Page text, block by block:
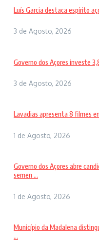
Luís Garcia destaca espírito
3 de Agosto, 2026
Governo dos Açores investe
3 de Agosto, 2026
Lavadias apresenta 8 filmes
1 de Agosto, 2026
Governo dos Açores abre
semen ...
1 de Agosto, 2026
Município da Madalena
...